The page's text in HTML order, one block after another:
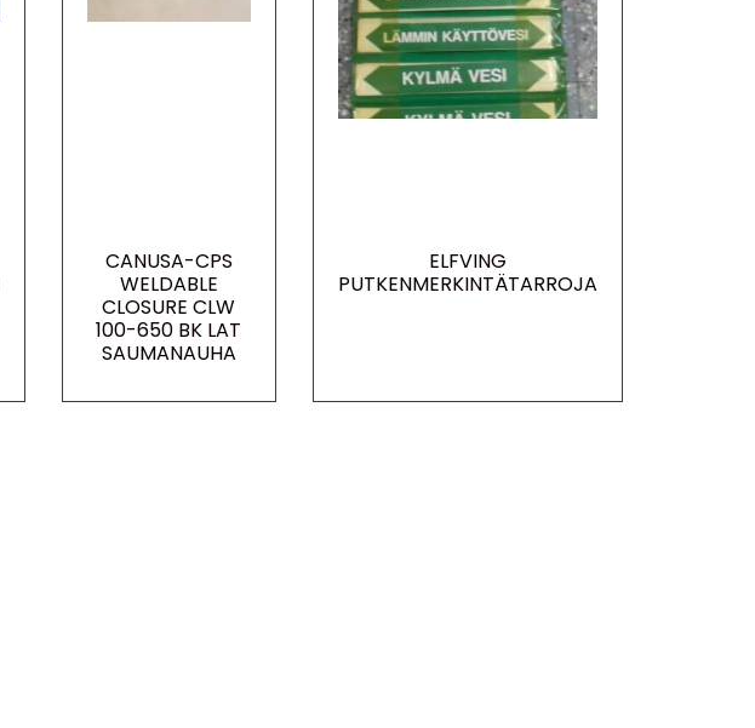
CANUSA-CPS
WELDABLE
CLOSURE CLW
100-650 BK LAT
SAUMANAUHA
ELFVING
PUTKENMERKINTÄTARROJA